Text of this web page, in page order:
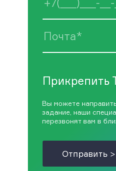
Прикрепить
Вы можете
задание, наши
перезвонят вам в
Отправить >